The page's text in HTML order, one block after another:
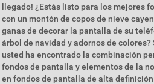
llegado! ¿Estás listo para los mejores
con un montón de copos de nieve
ganas de decorar la pantalla de su
árbol de navidad y adornos de
usted ha encontrado la combinación
fondos de pantalla y elementos de la
en fondos de pantalla de alta